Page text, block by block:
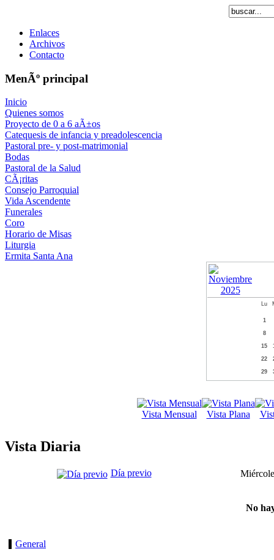
Enlaces
Archivos
Contacto
MenÃº principal
Inicio
Quienes somos
Proyecto de 0 a 6 aÃ±os
Catequesis de infancia y preadolescencia
Pastoral pre- y post-matrimonial
Bodas
Pastoral de la Salud
CÃ¡ritas
Consejo Parroquial
Vida Ascendente
Funerales
Coro
Horario de Misas
Liturgia
Ermita Santa Ana
Lu
1
8
15
22
29
Vista Mensual Vista Plana
Vista Diaria
Día previo
No
General